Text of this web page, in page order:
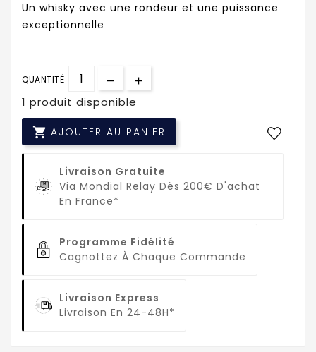
Un whisky avec une rondeur et une puissance
exceptionnelle
QUANTITÉ
1 produit disponible
 AJOUTER AU PANIER
Livraison Gratuite
Via Mondial Relay Dès 200€ D'achat
En France*
Programme Fidélité
Cagnottez À Chaque Commande
Livraison Express
Livraison En 24-48H*